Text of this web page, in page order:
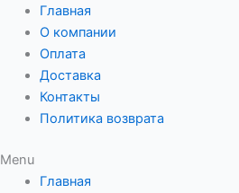
Перейти
содержимому
Главная
О компании
Оплата
Доставка
Контакты
Политика возврата
Menu
Главная